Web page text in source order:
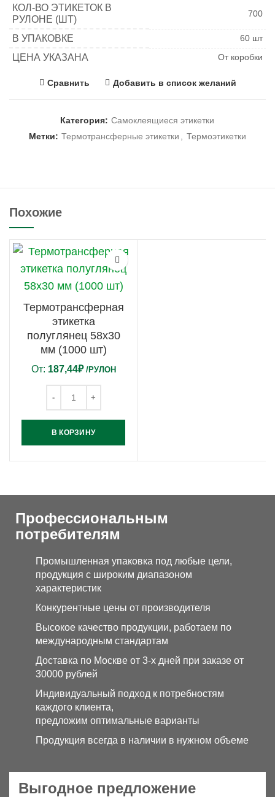
КОЛ-ВО ЭТИКЕТОК В
РУЛОНЕ (ШТ)
700
В УПАКОВКЕ 60 шт
ЦЕНА УКАЗАНА От коробки
Сравнить Добавить в список желаний
Категория: Самоклеящиеся этикетки
Метки: Термотрансферные этикетки Термоэтикетки
Похожие
Термотрансферная
этикетка
полуглянец 58х30
мм (1000 шт)
От: 187,44₽ /РУЛОН
В КОРЗИНУ
Профессиональным
потребителям
Промышленная упаковка под любые цели,
продукция с широким диапазоном
характеристик
Конкурентные цены от производителя
Высокое качество продукции, работаем по
международным стандартам
Доставка по Москве от 3-х дней при заказе от
30000 рублей
Индивидуальный подход к потребностям
каждого клиента,
предложим оптимальные варианты
Продукция всегда в наличии в нужном объеме
Выгодное предложение